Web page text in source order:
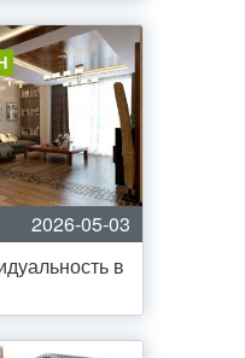
2026-05-03
в